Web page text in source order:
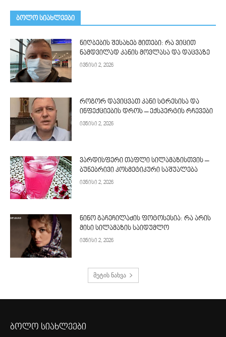
ᲑᲝᲚᲝ ᲡᲘᲐᲮᲚᲔᲔᲑᲘ
ნიღბების შესახებ მითები: რა ვიცით
ნამდვილად კანის მოვლასა და დაცვაზე
ივნისი 2, 2026
როგორ დავიცვათ კანი სტრესისა და
ინფექციების დროს – ექსპერტის რჩევები
ივნისი 2, 2026
ვარდისფერი თაფლი სილამაზისთვის –
ბუნებრივი კოსმეტიკური საშუალება
ივნისი 2, 2026
ნინო გაჩეჩილაძის ფოტოსესია: რა არის
მისი სილამაზის საიდუმლო
ივნისი 2, 2026
მეტის ნახვა
ბოლო სიახლეები